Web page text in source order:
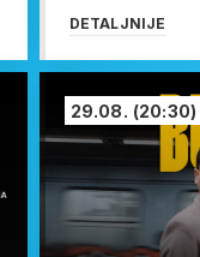
DETALJNIJE
29.08. (20:30)